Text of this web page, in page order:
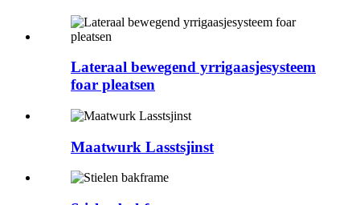
Lateraal bewegend yrrigaasjesysteem
foar pleatsen
Maatwurk Lasstsjinst